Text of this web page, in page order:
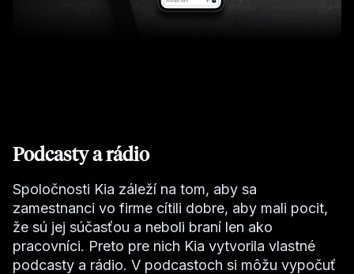
Podcasty a rádio
Spoločnosti Kia záleží na tom, aby sa
zamestnanci vo firme cítili dobre, aby mali pocit,
že sú jej súčasťou a neboli braní len ako
pracovníci. Preto pre nich Kia vytvorila vlastné
podcasty a rádio. V podcastoch si môžu vypočuť